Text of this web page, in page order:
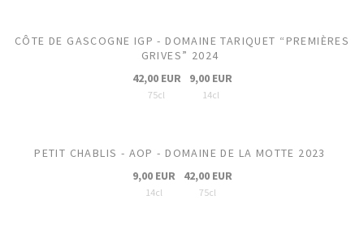
CÔTE DE GASCOGNE IGP - DOMAINE TARIQUET “PREMIÈRES
GRIVES” 2024
42,00 EUR
75cl
9,00 EUR
14cl
PETIT CHABLIS - AOP - DOMAINE DE LA MOTTE 2023
9,00 EUR
14cl
42,00 EUR
75cl